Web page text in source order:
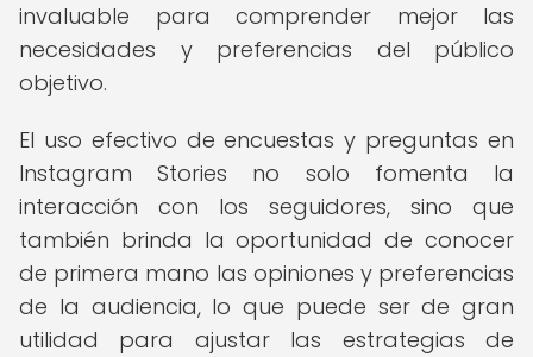
invaluable para comprender mejor las
necesidades y preferencias del público
objetivo.
El uso efectivo de encuestas y preguntas en
Instagram Stories no solo fomenta la
interacción con los seguidores, sino que
también brinda la oportunidad de conocer
de primera mano las opiniones y preferencias
de la audiencia, lo que puede ser de gran
utilidad para ajustar las estrategias de